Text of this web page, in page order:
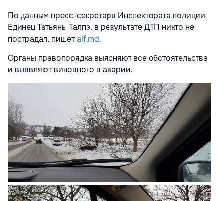
По данным пресс-секретаря Инспектората полиции
Единец Татьяны Талпэ, в результате ДТП никто не
пострадал, пишетaif.md.
Органы правопорядка выясняют все обстоятельства
и выявляют виновного в аварии.